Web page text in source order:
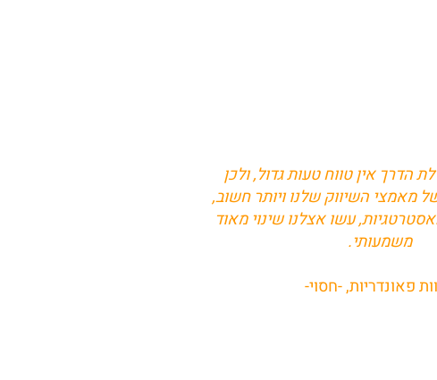
הדרך אין טווח טעות גדול, ולכן
מאמצי השיווק שלנו ויותר חשוב,
עשו אצלנו שינוי מאוד
משמעותי.
פאונדריות, -חסוי-